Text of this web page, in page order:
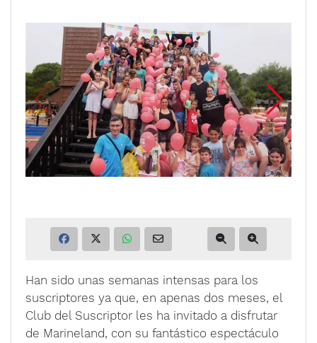
Han sido unas semanas intensas para los
suscriptores ya que, en apenas dos meses, el
Club del Suscriptor les ha invitado a disfrutar
de Marineland, con su fantástico espectáculo